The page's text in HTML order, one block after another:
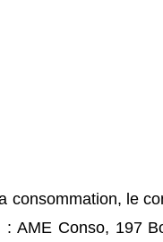
le
AME Conso, 197